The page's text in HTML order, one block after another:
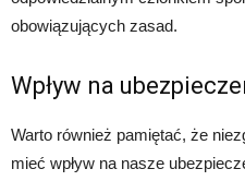
obowiązujących zasad.
Wpływ na
Warto również pamiętać, że
mieć wpływ na nasze